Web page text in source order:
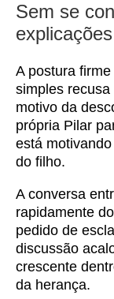
Sem se
A postura
simples
motivo da
própria Pilar
está
do filho.
A conversa
rapidamente
pedido de
discussão
crescente
da herança.